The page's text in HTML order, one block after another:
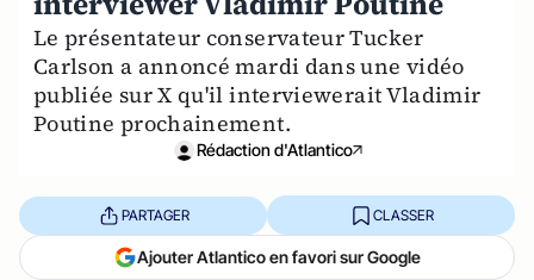
Le présentateur conservateur Tucker
Carlson a annoncé mardi dans une vidéo
publiée sur X qu'il interviewerait Vladimir
Poutine prochainement.
Rédaction d'Atlantico
PARTAGER CLASSER
Ajouter Atlantico en favori sur Google